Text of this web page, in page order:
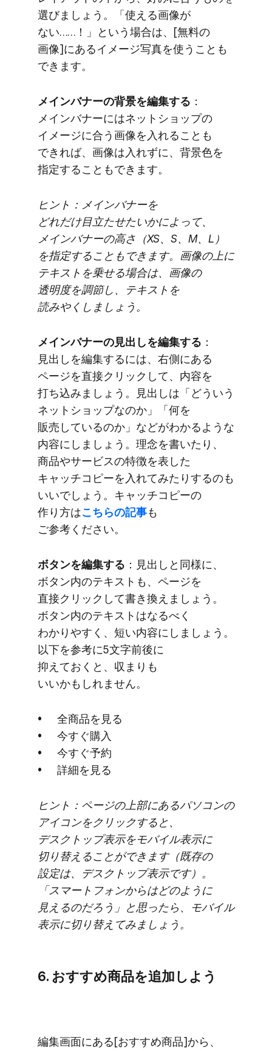
選びましょう。​「使える​画像が​
ない……！」と​いう​場合は、​[無料の​
画像]に​ある​イメージ写真を​使うことも​
できます。
メインバナーの​背景を​編集する ​：
メインバナーには​ネットショップの​
イメージに​合う​画像を​入れる​ことも​
できれば、​画像は​入れずに、​背景色を​
指定する​ことも​できます。
ヒント：メインバナーを​
どれだけ目立たせたいかに​よって、​
メインバナーの​高さ​（XS、​S、​M、​L）
を​指定する​ことも​できます。​画像の​上に​
テキストを​乗せる​場合は、​画像の​
透明度を​調節し、​テキストを​
読みやくしましょう。
メインバナーの​見出しを​編集する ​：
見出しを​編集するには、​右側に​ある​
ページを​直接クリックして、​内容を​
打ち込みましょう。​見出しは​「どう​いう​
ネットショップなのか」​「何を​
販売しているのか」などが​わかるような​
内容に​しましょう。​理念を​書いたり、​
商品や​サービスの​特徴を​表した​
キャッチコピーを​入れてみたりするのも​
いいでしょう。​キャッチコピーの​
作り方は​こちらの​記事も​
ご参考ください。
ボタンを​編集する ​：見出しと​同様に、​
ボタン内の​テキストも、​ページを​
直接クリックして​書き換えましょう。​
ボタン内の​テキストは​なるべく​
わかりやすく、​短い​内容に​しましょう。​
以下を​参考に​5文字前後に​
抑えておくと、​収まりも​
いいかもしれません。
全商品を​見る
今すぐ​購入
今すぐ​予約
詳細を​見る
ヒント：ページの​上部に​ある​パソコンの​
アイコンを​クリックすると、​
デスクトップ表示を​モバイル​表示に​
切り替える​ことができます​（既存の​
設定は、​デスクトップ表示です）。​
「スマートフォンからは​どのように​
見えるのだろう」と​思ったら、​モバイル​
表示に​切り替えてみましょう。
6. おすすめ商品を​追加しよう
編集画面に​ある​[おすすめ商品]から、​